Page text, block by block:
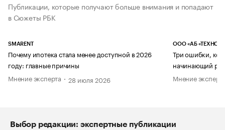
Публикации, которые получают больше внимания и попадают
в Сюжеты РБК
SMARENT
Почему ипотека стала менее доступной в 2026
году: главные причины
Мнение эксперта
28 июля 2026
ООО «АБ
Три ошибки,
начинающий
Мнение
Выбор редакции: экспертные публикации